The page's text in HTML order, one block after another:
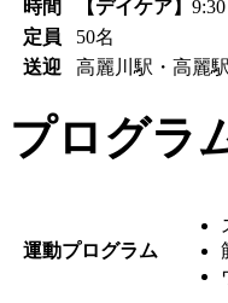
時間
【デイケア】
定員
50名
送迎
高麗川駅・高麗
プログラ
運動プログラム